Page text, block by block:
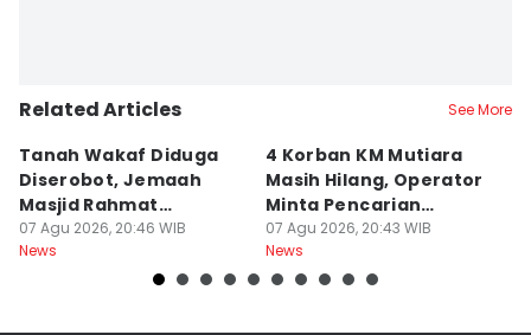
Related Articles See More
Tanah Wakaf Diduga
Diserobot, Jemaah
Masjid Rahmat
Surabaya Protes
07 Agu 2026, 20:46 WIB
News
4 Korban KM Mutiara
Masih Hilang, Operator
Minta Pencarian
Dilanjut
07 Agu 2026, 20:43 WIB
News